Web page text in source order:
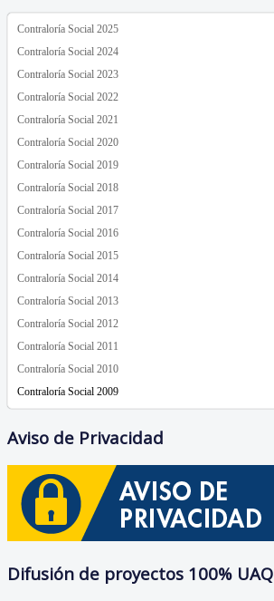
Contraloría Social 2025
Contraloría Social 2024
Contraloría Social 2023
Contraloría Social 2022
Contraloría Social 2021
Contraloría Social 2020
Contraloría Social 2019
Contraloría Social 2018
Contraloría Social 2017
Contraloría Social 2016
Contraloría Social 2015
Contraloría Social 2014
Contraloría Social 2013
Contraloría Social 2012
Contraloría Social 2011
Contraloría Social 2010
Contraloría Social 2009
Aviso de Privacidad
Difusión de proyectos 100% UAQ